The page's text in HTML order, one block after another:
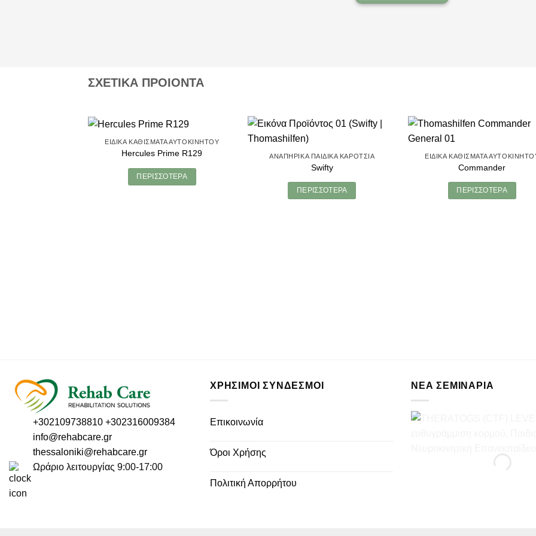
ΣΧΕΤΙΚΑ ΠΡΟΙΟΝΤΑ
ΕΙΔΙΚΆ ΚΑΘΊΣΜΑΤΑ ΑΥΤΟΚΙΝΉΤΟΥ
Hercules Prime R129
ΠΕΡΙΣΣΌΤΕΡΑ
ΑΝΑΠΗΡΙΚΆ ΠΑΙΔΙΚΆ ΚΑΡΌΤΣΙΑ
Swifty
ΠΕΡΙΣΣΌΤΕΡΑ
ΕΙΔΙΚΆ ΚΑΘΊΣΜΑΤΑ
Commander
ΠΕΡΙΣΣΌΤΕΡΑ
+302109738810 +302316009384
info@rehabcare.gr
thessaloniki@rehabcare.gr
Ωράριο λειτουργίας 9:00-17:00
ΧΡΗΣΙΜΟΙ ΣΥΝΔΕΣΜΟΙ
Επικοινωνία
Όροι Χρήσης
Πολιτική Απορρήτου
ΝΈΑ ΣΕΜΙΝΆΡΙΑ